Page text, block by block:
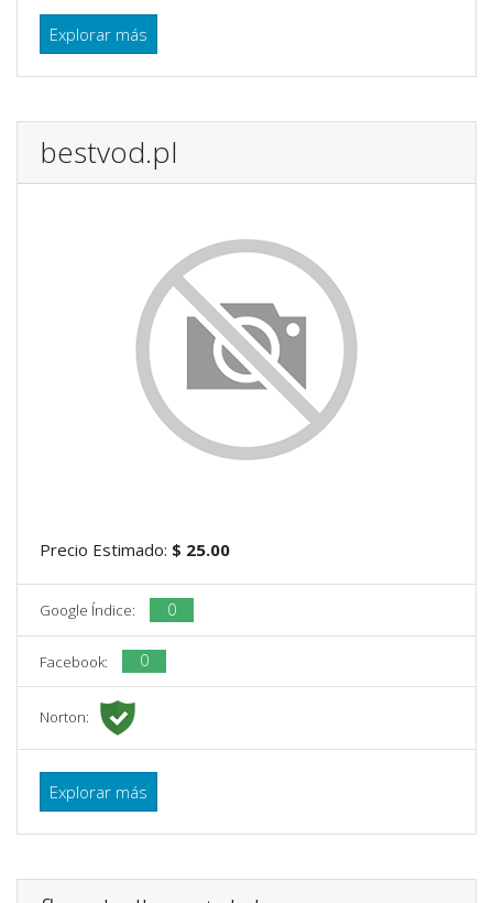
Explorar más
bestvod.pl
Precio Estimado: $ 25.00
Google Índice: 0
Facebook: 0
Norton:
Explorar más